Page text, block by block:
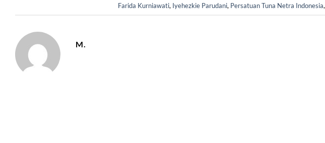
Farida Kurniawati, Iyehezkie Parudani, Persatuan Tuna Netra Indonesia,
M.